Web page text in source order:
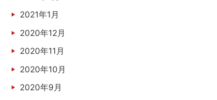
2021年1月
2020年12月
2020年11月
2020年10月
2020年9月